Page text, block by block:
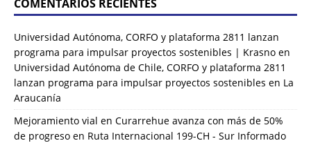
COMENTARIOS RECIENTES
Universidad Autónoma, CORFO y plataforma 2811 lanzan
programa para impulsar proyectos sostenibles | Krasno en
Universidad Autónoma de Chile, CORFO y plataforma 2811
lanzan programa para impulsar proyectos sostenibles en La
Araucanía
Mejoramiento vial en Curarrehue avanza con más de 50%
de progreso en Ruta Internacional 199-CH - Sur Informado